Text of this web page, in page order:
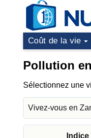
Coût de la vie
Pollution
Sélectionnez une
Vivez-vous en
Indice